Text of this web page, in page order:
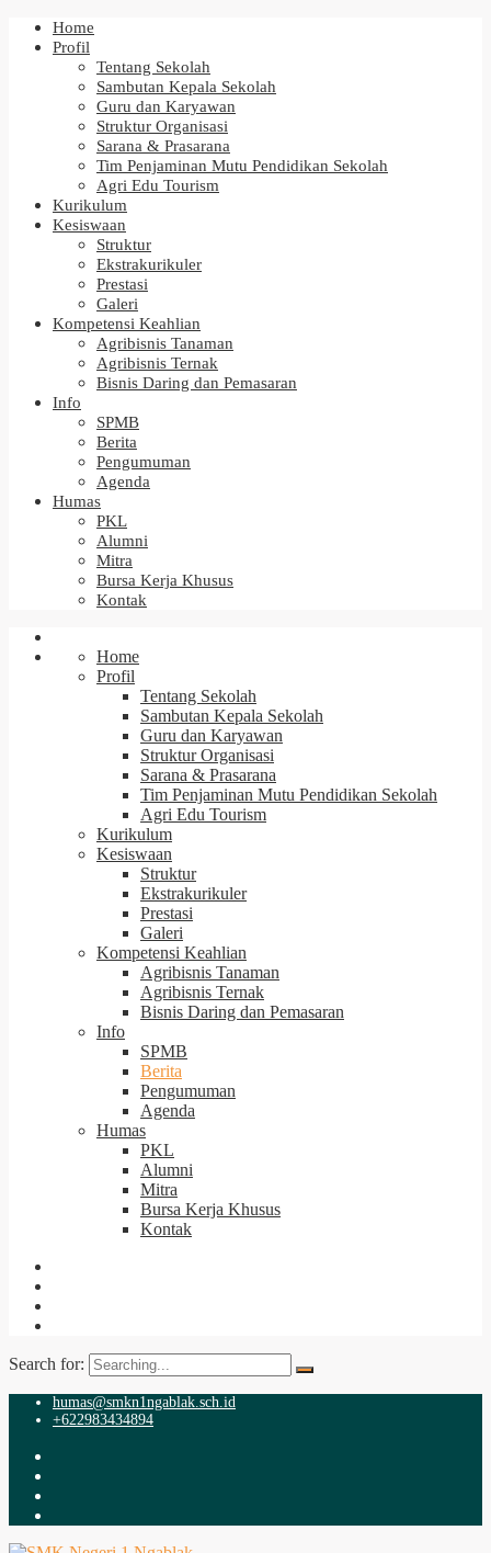
Home
Profil
Tentang Sekolah
Sambutan Kepala Sekolah
Guru dan Karyawan
Struktur Organisasi
Sarana & Prasarana
Tim Penjaminan Mutu Pendidikan Sekolah
Agri Edu Tourism
Kurikulum
Kesiswaan
Struktur
Ekstrakurikuler
Prestasi
Galeri
Kompetensi Keahlian
Agribisnis Tanaman
Agribisnis Ternak
Bisnis Daring dan Pemasaran
Info
SPMB
Berita
Pengumuman
Agenda
Humas
PKL
Alumni
Mitra
Bursa Kerja Khusus
Kontak
Home
Profil
Tentang Sekolah
Sambutan Kepala Sekolah
Guru dan Karyawan
Struktur Organisasi
Sarana & Prasarana
Tim Penjaminan Mutu Pendidikan Sekolah
Agri Edu Tourism
Kurikulum
Kesiswaan
Struktur
Ekstrakurikuler
Prestasi
Galeri
Kompetensi Keahlian
Agribisnis Tanaman
Agribisnis Ternak
Bisnis Daring dan Pemasaran
Info
SPMB
Berita
Pengumuman
Agenda
Humas
PKL
Alumni
Mitra
Bursa Kerja Khusus
Kontak
Search for:
humas@smkn1ngablak.sch.id
+622983434894